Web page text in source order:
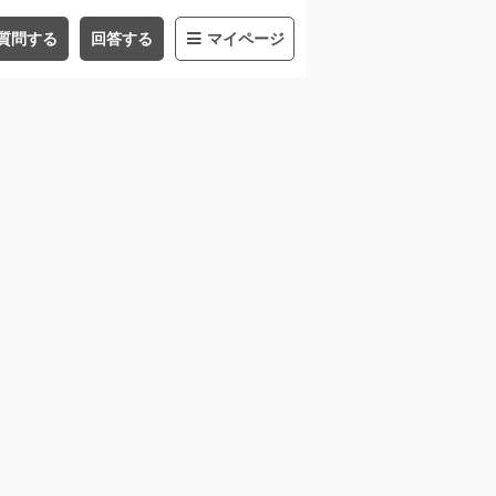
問する 回答する マイページ